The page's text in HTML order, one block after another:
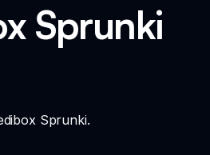
Sprunki
Sprunki.